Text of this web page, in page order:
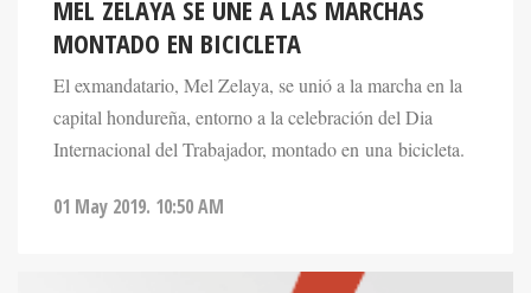
MEL ZELAYA SE UNE A LAS MARCHAS
MONTADO EN BICICLETA
El exmandatario, Mel Zelaya, se unió a la marcha en la
capital hondureña, entorno a la celebración del Dia
Internacional del Trabajador, montado en una bicicleta.
01 May 2019. 10:50 AM